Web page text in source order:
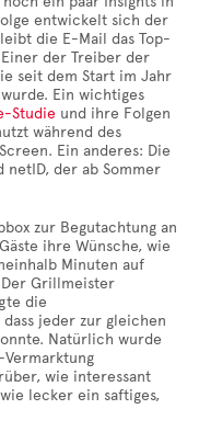
entwickelt sich der
die E-Mail das Top-
der Treiber der
seit dem Start im Jahr
Ein wichtiges
Studie und ihre Folgen
während des
Ein anderes: Die
netID, der ab Sommer
zur Begutachtung an
ihre Wünsche, wie
Minuten auf
Grillmeister
die
jeder zur gleichen
Natürlich wurde
wie interessant
lecker ein saftiges,